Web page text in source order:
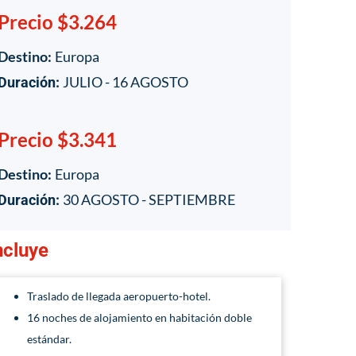
$3.264
Europa
JULIO - 16 AGOSTO
$3.341
Europa
30 AGOSTO - SEPTIEMBRE
Traslado de llegada aeropuerto-hotel.
16 noches de alojamiento en habitación doble
estándar.